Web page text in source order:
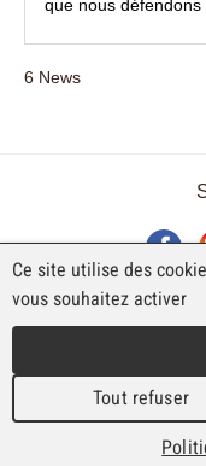
que nous
6 News
UNE
T.
Ce site utilise des
vous souhaitez activer
Tout refuser